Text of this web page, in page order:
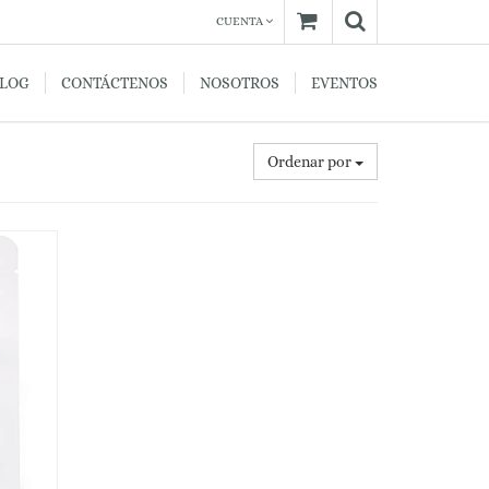
CUENTA
CONTÁCTENOS NOSOTROS EVENTOS
Ordenar por